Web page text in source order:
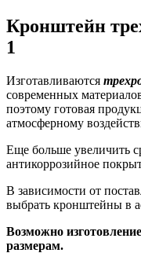
Кронштейн
1
Изготавливаются
современных
поэтому готовая
атмосферному
Еще больше увеличить
антикоррозийное
В зависимости от
выбрать кронштейны в
Возможно
размерам.